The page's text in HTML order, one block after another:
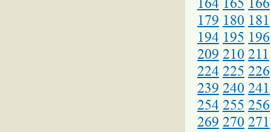
164 165 166
179 180 181
194 195 196
209 210 211
224 225 226
239 240 241
254 255 256
269 270 271